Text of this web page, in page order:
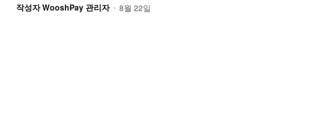
작성자WooshPay 관리자 • 8월 22일